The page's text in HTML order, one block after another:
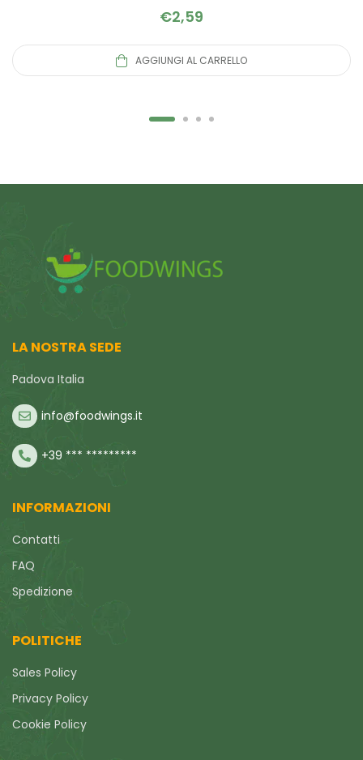
€2,59
AGGIUNGI AL CARRELLO
LA NOSTRA SEDE
Padova Italia
info@foodwings.it
+39 *** *********
INFORMAZIONI
Contatti
FAQ
Spedizione
POLITICHE
Sales Policy
Privacy Policy
Cookie Policy